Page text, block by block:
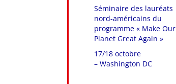
Séminaire des lauréats
nord-américains du
programme « Make Our
Planet Great Again »
17/18 octobre
– Washington DC